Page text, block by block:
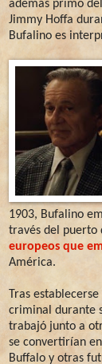
además primo
Jimmy Hoffa
Bufalino es
1903, Bufalino
través del puerto
europeos que
América.
Tras establecerse
criminal durante
trabajó junto a
se convertirían
Buffalo y otras